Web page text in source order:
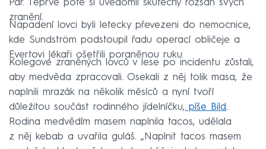
Pär. Teprve poté si uvědomil skutečný rozsah svých
zranění.
Napadení lovci byli letecky převezeni do nemocnice,
kde Sundström podstoupil řadu operací obličeje a
Evertovi lékaři ošetřili poraněnou ruku.
Kolegové zraněných lovců v lese po incidentu zůstali,
aby medvěda zpracovali. Osekali z něj tolik masa, že
naplnili mrazák na několik měsíců a nyní tvoří
důležitou součást rodinného jídelníčku, píše Bild.
Rodina medvědím masem naplnila tacos, udělala
z něj kebab a uvařila guláš. „Naplnit tacos masem